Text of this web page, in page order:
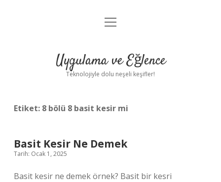
Anasayfa
Yasal Uyarı
menüyü
Uygulama ve Eğlence
Teknolojiyle dolu neşeli keşifler!
Etiket: 8 bölü 8 basit kesir mi
Basit Kesir Ne Demek
Tarih: Ocak 1, 2025
Basit kesir ne demek örnek? Basit bir kesri